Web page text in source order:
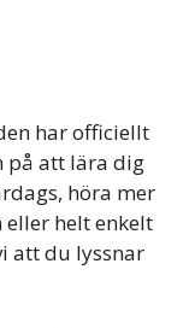
har officiellt
på att lära dig
höra mer
eller helt enkelt
att du lyssnar